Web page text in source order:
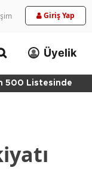
Giriş Yap
Üyelik
500 Listesinde